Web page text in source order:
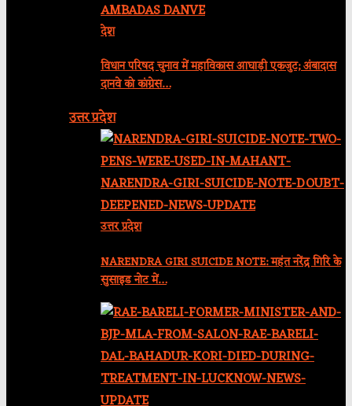
देश
विधान परिषद चुनाव में महाविकास आघाड़ी एकजुट; अंबादास
दानवे को कांग्रेस…
उत्तर प्रदेश
उत्तर प्रदेश
NARENDRA GIRI SUICIDE NOTE: महंत नरेंद्र गिरि के
सुसाइड नोट में…